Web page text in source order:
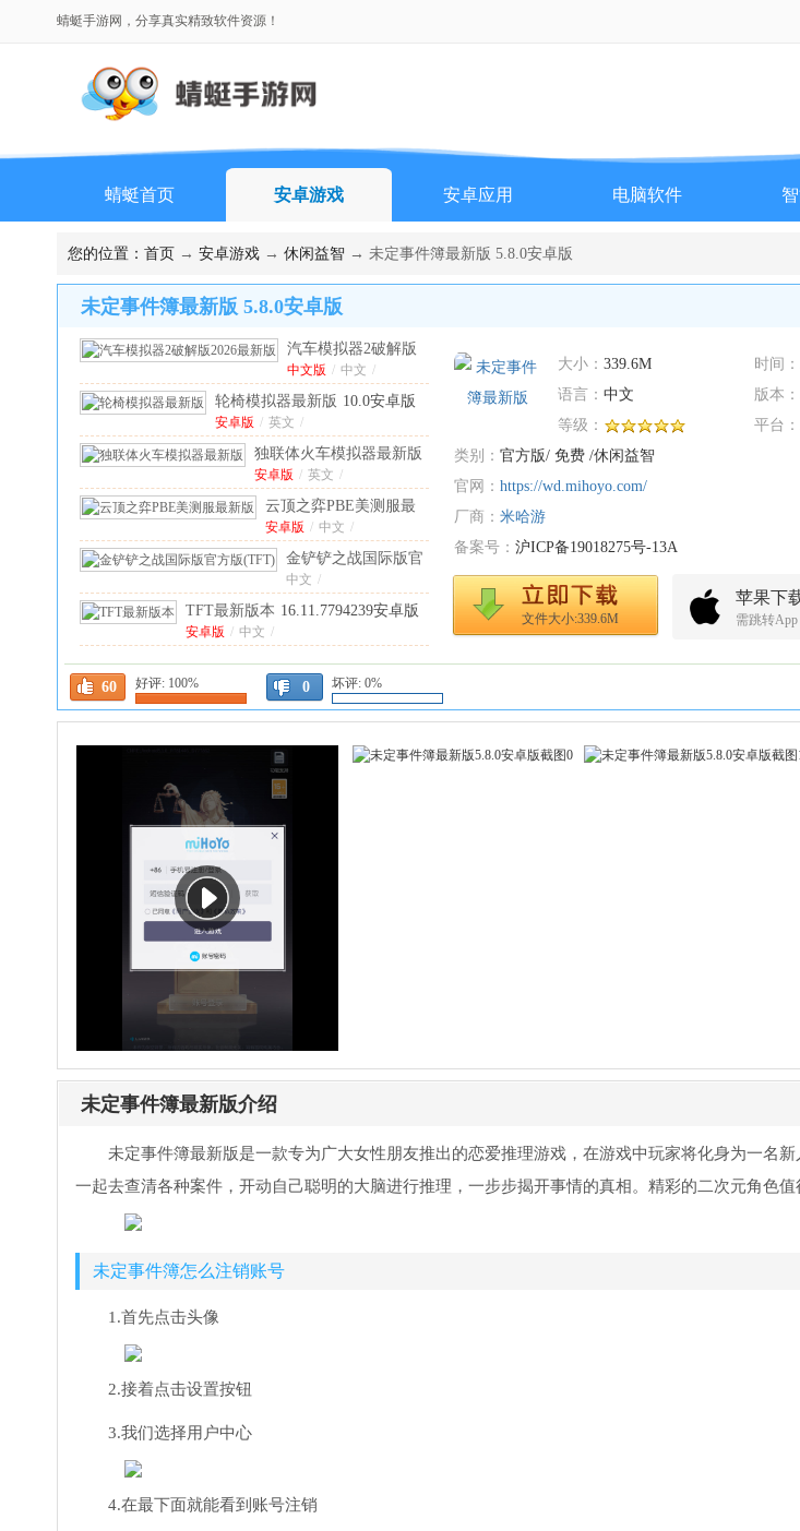
蜻蜓手游网，分享真实精致软件资源！
蜻蜓首页 安卓游戏 安卓应用 电脑软件
您的位置： 首页 → 安卓游戏 → 休闲益智 → 未定事件簿最新版 5.8.0安卓版
未定事件簿最新版 5.8.0安卓版
大小： 339.6M 时间：
语言： 中文 版本：
等级：
平台：
类别： 官方版/ 免费 /休闲益智
官网： https://wd.mihoyo.com/
厂商： 米哈游
备案号： 沪ICP备19018275号-13A
文件大小:339.6M
苹果下
需跳转App
60 好评: 100% 0 坏评: 0%
汽车模拟器2破解版
2026最新版 1.62.16
中文版
中文版 / 中文 /
轮椅模拟器最新版 10.0安卓版
安卓版 / 英文 /
独联体火车模拟器最新版
17.3.1安卓版
安卓版 / 英文 /
云顶之弈PBE美测服最
新版 16.12.7818833安卓
版
安卓版 / 中文 /
金铲铲之战国际版官
方版
(TFT) 16.11.7794239
中文 /
TFT最新版本 16.11.7794239安卓版
安卓版 / 中文 /
云顶之弈最新版本
(TFT)
16.11.7794239中文
版
中文版 中文 /
云顶之弈国际服手
16.11.7794239
糖葫芦达人小游
汽车模拟器2MOD作弊
菜单
安卓版
未定事件簿最新版介绍
未定事件簿最新版是一款专为广大女性朋友推出的恋爱推理游戏，在游戏中玩家将化身为一名
一起去查清各种案件，开动自己聪明的大脑进行推理，一步步揭开事情的真相。精彩的二次元角色值
未定事件簿怎么注销账号
1.首先点击头像
2.接着点击设置按钮
3.我们选择用户中心
4.在最下面就能看到账号注销